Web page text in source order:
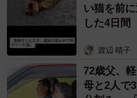
い猫を前
した4日間
渡辺 晴子
72歳父、
母と2人で